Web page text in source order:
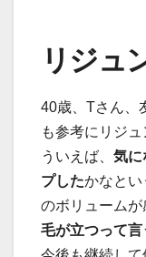
リジュ
40歳、Tさん、
も参考にリジ
ういえば、 気に
プしたかなとい
のボリュームが
毛が立つって